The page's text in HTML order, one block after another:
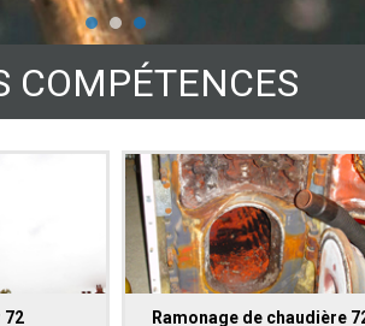
COMPÉTENCES
72 Ramonage de chaudière